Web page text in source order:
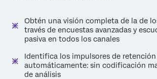
Obtén una visión completa de la de
través de encuestas avanzadas y
pasiva en todos los canales
Identifica los impulsores de
automáticamente: sin codificación
de análisis